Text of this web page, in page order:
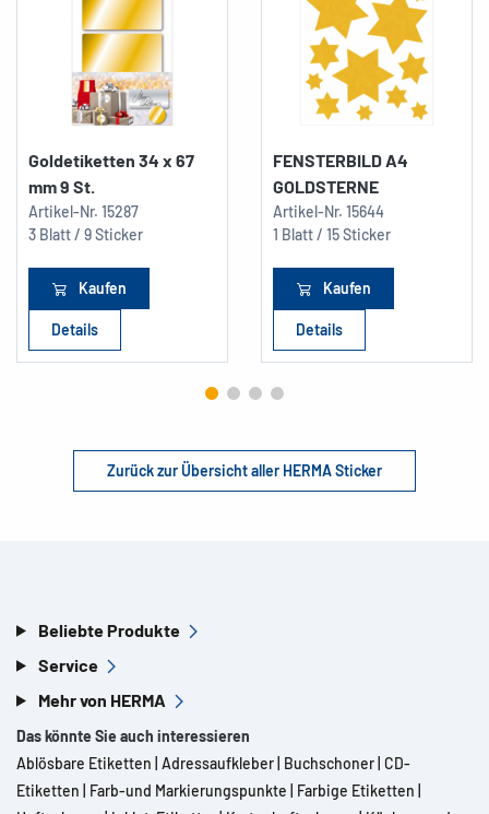
Goldetiketten 34 x 67
mm 9 St.
Artikel-Nr. 15287
3 Blatt / 9 Sticker
Kaufen
Details
FENSTERBILD A4
GOLDSTERNE
Artikel-Nr. 15644
1 Blatt / 15 Sticker
Kaufen
Details
Zurück zur Übersicht aller HERMA Sticker
Beliebte Produkte
Service
Mehr von HERMA
Das könnte Sie auch interessieren
Ablösbare Etiketten Adressaufkleber Buchschoner CD-
Etiketten
Farb-und Markierungspunkte Farbige Etiketten